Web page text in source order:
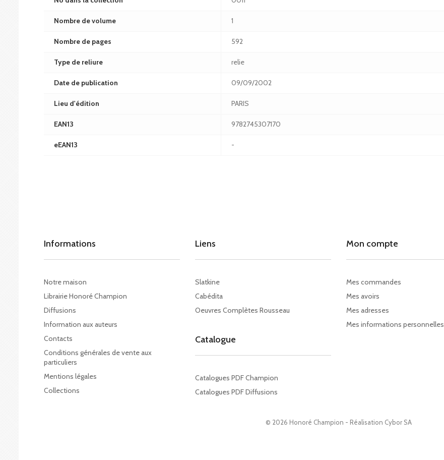
Nombre de volume 1
Nombre de pages 592
Type de reliure relie
Date de publication 09/09/2002
Lieu d'édition PARIS
EAN13 9782745307170
eEAN13 -
Informations
Notre maison
Librairie Honoré Champion
Diffusions
Information aux auteurs
Contacts
Conditions générales de vente aux
particuliers
Mentions légales
Collections
© 2026 Honoré Champion - Réalisation Cybor SA
Liens
Slatkine
Cabédita
Oeuvres Complètes Rousseau
Catalogue
Catalogues PDF Champion
Catalogues PDF Diffusions
Mon compte
Mes commandes
Mes avoirs
Mes adresses
Mes informations personnelles